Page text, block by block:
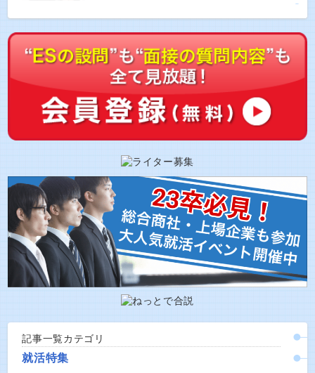
記事一覧カテゴリ
就活特集